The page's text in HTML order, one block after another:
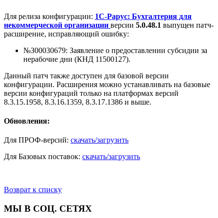
Для релиза конфигурации: 1С-Рарус: Бухгалтерия для
некоммерческой организации версии 5.0.48.1 выпущен патч-
расширение, исправляющий ошибку:
№З00030679: Заявление о предоставлении субсидии за
нерабочие дни (КНД 11500127).
Данный патч также доступен для базовой версии
конфигурации. Расширения можно устанавливать на базовые
версии конфигураций только на платформах версий
8.3.15.1958, 8.3.16.1359, 8.3.17.1386 и выше.
Обновления:
Для ПРОФ-версий: скачать/загрузить
Для Базовых поставок: скачать/загрузить
Возврат к списку
МЫ В СОЦ. СЕТЯХ